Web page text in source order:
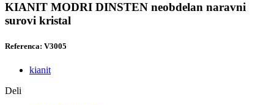
KIANIT MODRI DINSTEN neobdelan naravni
surovi kristal
Referenca: V3005
kianit
Deli